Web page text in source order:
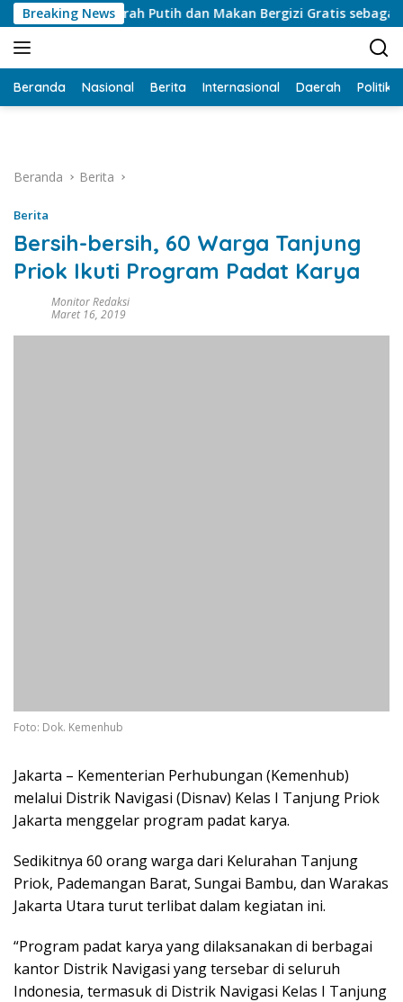
Langsung
ke
konten
Breaking News
Merah Putih dan Makan Bergizi Gratis sebagai Proyek
Beranda Nasional Berita Internasional Daerah Politik
Beranda Berita
Berita
Bersih-bersih, 60 Warga Tanjung
Priok Ikuti Program Padat Karya
Monitor Redaksi
Maret 16, 2019
Foto: Dok. Kemenhub
Jakarta – Kementerian Perhubungan (Kemenhub)
melalui Distrik Navigasi (Disnav) Kelas I Tanjung Priok
Jakarta menggelar program padat karya.
Sedikitnya 60 orang warga dari Kelurahan Tanjung
Priok, Pademangan Barat, Sungai Bambu, dan Warakas
Jakarta Utara turut terlibat dalam kegiatan ini.
“Program padat karya yang dilaksanakan di berbagai
kantor Distrik Navigasi yang tersebar di seluruh
Indonesia, termasuk di Distrik Navigasi Kelas I Tanjung